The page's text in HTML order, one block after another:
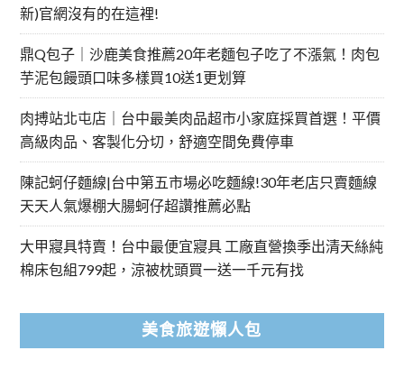
新)官網沒有的在這裡!
鼎Q包子｜沙鹿美食推薦20年老麵包子吃了不漲氣！肉包
芋泥包饅頭口味多樣買10送1更划算
肉搏站北屯店｜台中最美肉品超市小家庭採買首選！平價
高級肉品、客製化分切，舒適空間免費停車
陳記蚵仔麵線|台中第五市場必吃麵線!30年老店只賣麵線
天天人氣爆棚大腸蚵仔超讚推薦必點
大甲寢具特賣！台中最便宜寢具 工廠直營換季出清天絲純
棉床包組799起，涼被枕頭買一送一千元有找
美食旅遊懶人包